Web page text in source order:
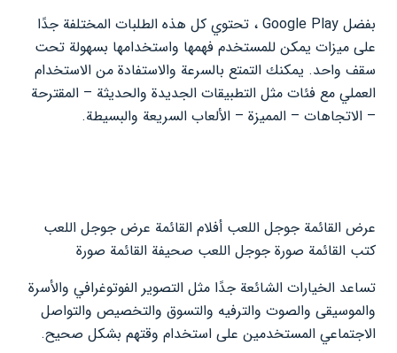
بفضل Google Play ، تحتوي كل هذه الطلبات المختلفة جدًا
على ميزات يمكن للمستخدم فهمها واستخدامها بسهولة تحت
سقف واحد. يمكنك التمتع بالسرعة والاستفادة من الاستخدام
العملي مع فئات مثل التطبيقات الجديدة والحديثة – المقترحة
– الاتجاهات – المميزة – الألعاب السريعة والبسيطة.
عرض القائمة جوجل اللعب أفلام القائمة عرض جوجل اللعب
كتب القائمة صورة جوجل اللعب صحيفة القائمة صورة
تساعد الخيارات الشائعة جدًا مثل التصوير الفوتوغرافي والأسرة
والموسيقى والصوت والترفيه والتسوق والتخصيص والتواصل
الاجتماعي المستخدمين على استخدام وقتهم بشكل صحيح.